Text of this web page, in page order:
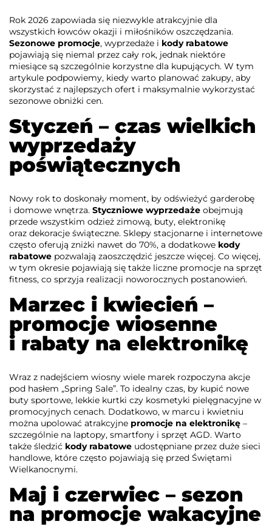
Rok 2026 zapowiada się niezwykle atrakcyjnie dla
wszystkich łowców okazji i miłośników oszczędzania.
Sezonowe promocje, wyprzedaże i kody rabatowe
pojawiają się niemal przez cały rok, jednak niektóre
miesiące są szczególnie korzystne dla kupujących. W tym
artykule podpowiemy, kiedy warto planować zakupy, aby
skorzystać z najlepszych ofert i maksymalnie wykorzystać
sezonowe obniżki cen.
Styczeń – czas wielkich
wyprzedaży
poświątecznych
Nowy rok to doskonały moment, by odświeżyć garderobę
i domowe wnętrza. Styczniowe wyprzedaże obejmują
przede wszystkim odzież zimową, buty, elektronikę
oraz dekoracje świąteczne. Sklepy stacjonarne i internetowe
często oferują zniżki nawet do 70%, a dodatkowe kody
rabatowe pozwalają zaoszczędzić jeszcze więcej. Co więcej,
w tym okresie pojawiają się także liczne promocje na sprzęt
fitness, co sprzyja realizacji noworocznych postanowień.
Marzec i kwiecień –
promocje wiosenne
i rabaty na elektronikę
Wraz z nadejściem wiosny wiele marek rozpoczyna akcje
pod hasłem „Spring Sale”. To idealny czas, by kupić nowe
buty sportowe, lekkie kurtki czy kosmetyki pielęgnacyjne w
promocyjnych cenach. Dodatkowo, w marcu i kwietniu
można upolować atrakcyjne promocje na elektronikę –
szczególnie na laptopy, smartfony i sprzęt AGD. Warto
także śledzić kody rabatowe udostępniane przez duże sieci
handlowe, które często pojawiają się przed Świętami
Wielkanocnymi.
Maj i czerwiec – sezon
na promocje wakacyjne